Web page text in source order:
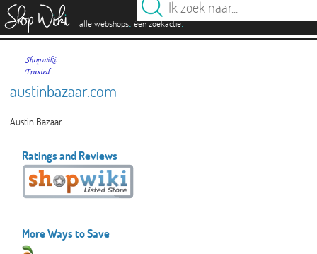
alle webshops. één zoekactie.
austinbazaar.com
Austin Bazaar
Ratings and Reviews
More Ways to Save